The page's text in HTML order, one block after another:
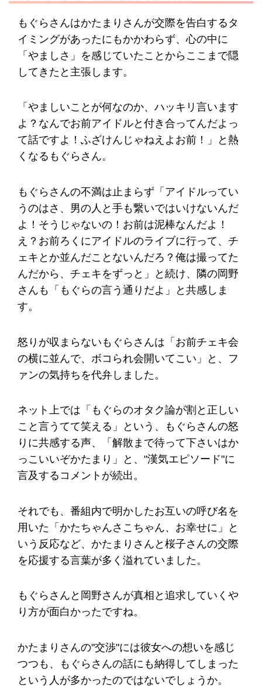
もぐらさんはかたまりさんが交際を告白するタ
イミングがあったにもかかわらず、心の中に
「やましさ」を感じていたことからここまで隠
してきたと主張します。
「やましいことが何なのか、ハッキリ言います
よ？なんでお前アイドルと付き合ってんだよっ
て話ですよ！ふざけんじゃねえよお前！」と熱
くなるもぐらさん。
もぐらさんの不満は止まらず「アイドルってい
うのはさ、男の人と手も繋いではいけないんだ
よ！そうじゃないの！お前は泥棒なんだよ！
え？お前ろくにアイドルのライブに行って、チ
ェキとか並んだことないんだろ？俺は撮ってた
んだから、チェキをずっと」と続け、隣の岡野
さんも「もぐらの言う通りだよ」と共感しま
す。
怒りが収まらないもぐらさんは「お前チェキ会
の横に並んで、ボコられ会開いてこい」と、フ
ァンの気持ちを代弁しました。
ネット上では「もぐらのオタク論が割と正しい
こと言うてて笑える」という、もぐらさんの怒
りに共感する声、「解散まで待って下さいはか
っこいいぞかたまり」と、"漢気エピソード"に
言及するコメントが続出。
それでも、番組内で明かしたお互いの呼び名を
用いた「かたちゃんさこちゃん、お幸せに」と
いう反応など、かたまりさんと桜子さんの交際
を応援する言葉が多く溢れていました。
もぐらさんと岡野さんが真相と追求していくや
り方が面白かったですね。
かたまりさんの"交渉"には彼女への想いを感じ
つつも、もぐらさんの話にも納得してしまった
という人が多かったのではないでしょうか。